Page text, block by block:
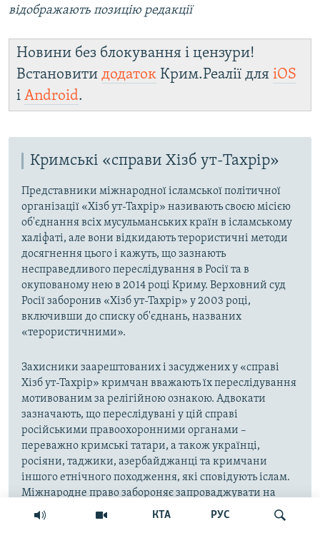
КТА РУС
відображають позицію редакції
Новини без блокування і цензури!
Встановити додаток Крим.Реалії для iOS
і Android.
Кримські «справи Хізб ут-Тахрір»
Представники міжнародної ісламської політичної
організації «Хізб ут-Тахрір» називають своєю місією
об'єднання всіх мусульманських країн в ісламському
халіфаті, але вони відкидають терористичні методи
досягнення цього і кажуть, що зазнають
несправедливого переслідування в Росії та в
окупованому нею в 2014 році Криму. Верховний суд
Росії заборонив «Хізб ут-Тахрір» у 2003 році,
включивши до списку об'єднань, названих
«терористичними».
Захисники заарештованих і засуджених у «справі
Хізб ут-Тахрір» кримчан вважають їх переслідування
мотивованим за релігійною ознакою. Адвокати
зазначають, що переслідувані у цій справі
російськими правоохоронними органами –
переважно кримські татари, а також українці,
росіяни, таджики, азербайджанці та кримчани
іншого етнічного походження, які сповідують іслам.
Міжнародне право забороняє запроваджувати на
окупованій території законодавство держави-